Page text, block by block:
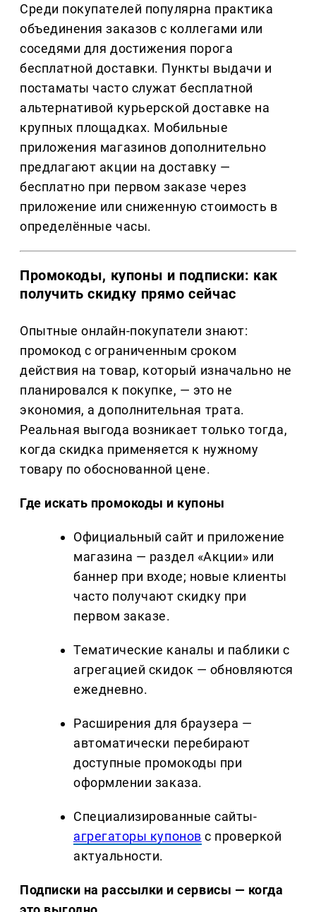
Среди покупателей популярна практика
объединения заказов с коллегами или
соседями для достижения порога
бесплатной доставки. Пункты выдачи и
постаматы часто служат бесплатной
альтернативой курьерской доставке на
крупных площадках. Мобильные
приложения магазинов дополнительно
предлагают акции на доставку —
бесплатно при первом заказе через
приложение или сниженную стоимость в
определённые часы.
Промокоды, купоны и подписки: как
получить скидку прямо сейчас
Опытные онлайн-покупатели знают:
промокод с ограниченным сроком
действия на товар, который изначально не
планировался к покупке, — это не
экономия, а дополнительная трата.
Реальная выгода возникает только тогда,
когда скидка применяется к нужному
товару по обоснованной цене.
Где искать промокоды и купоны
Официальный сайт и приложение
магазина — раздел «Акции» или
баннер при входе; новые клиенты
часто получают скидку при
первом заказе.
Тематические каналы и паблики с
агрегацией скидок — обновляются
ежедневно.
Расширения для браузера —
автоматически перебирают
доступные промокоды при
оформлении заказа.
Специализированные сайты-
агрегаторы купонов с проверкой
актуальности.
Подписки на рассылки и сервисы — когда